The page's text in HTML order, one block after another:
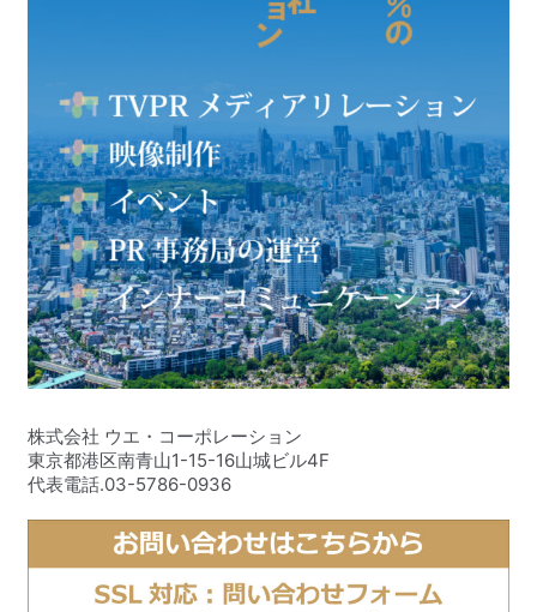
株式会社 ウエ・コーポレーション
東京都港区南青山1-15-16山城ビル4F
代表電話.03-5786-0936